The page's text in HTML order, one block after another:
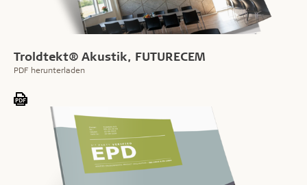
Troldtekt® Akustik, FUTURECEM
PDF herunterladen